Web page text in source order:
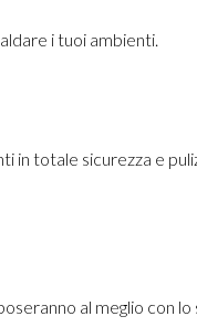
i tuoi ambienti.
in totale sicurezza e
al meglio con